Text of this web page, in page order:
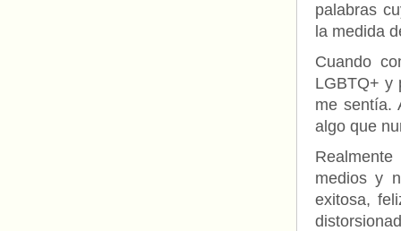
palabras
la medida
Cuando
LGBTQ+ y
me sentía.
algo que
medios y
exitosa,